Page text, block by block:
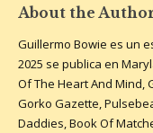
About the
Guillermo Bowie es un
2025 se publica en
Of The Heart And Mind,
Gorko Gazette,
Daddies, Book Of